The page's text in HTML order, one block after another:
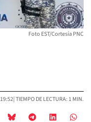
Foto EST/Cortesía PNC
19:52| TIEMPO DE LECTURA: 1 MIN.